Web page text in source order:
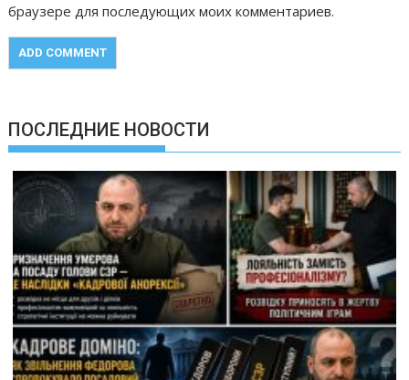
браузере для последующих моих комментариев.
ПОСЛЕДНИЕ НОВОСТИ